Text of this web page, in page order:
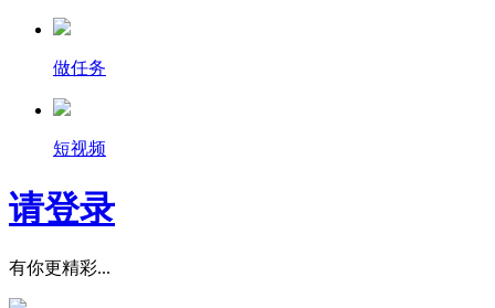
做任务
短视频
请登录
有你更精彩...